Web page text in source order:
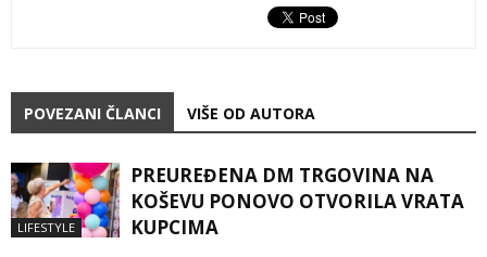
POVEZANI ČLANCI VIŠE OD AUTORA
LIFESTYLE
PREUREĐENA DM TRGOVINA NA
KOŠEVU PONOVO OTVORILA VRATA
KUPCIMA